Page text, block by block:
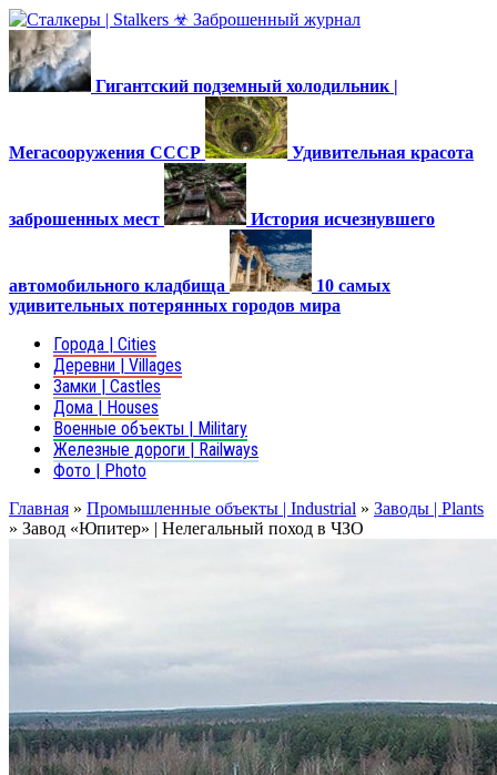
Гигантский подземный холодильник |
Мегасооружения СССР Удивительная красота
заброшенных мест История исчезнувшего
автомобильного кладбища
10 самых
удивительных потерянных городов мира
Города | Cities
Деревни | Villages
Замки | Castles
Дома | Houses
Военные объекты | Military
Железные дороги | Railways
Фото | Photo
Главная » Промышленные объекты | Industrial » Заводы | Plants
» Завод «Юпитер» | Нелегальный поход в ЧЗО